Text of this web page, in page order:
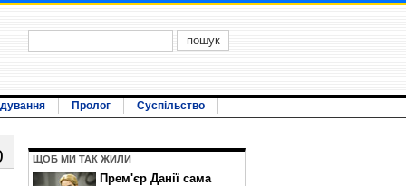
Пролог Суспільство
ЩОБ МИ ТАК ЖИЛИ
Прем'єр Данії сама